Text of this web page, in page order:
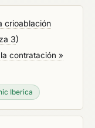
crioablación
3)
contratación »
Iberica